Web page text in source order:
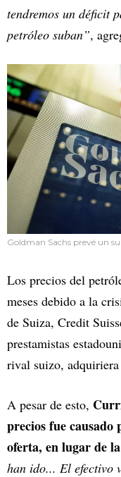
tendremos un déficit
petróleo suban”,
Goldman Sachs prevé un
Los precios del
meses debido a la
de Suiza, Credit
prestamistas
rival suizo,
A pesar de esto,
precios fue causado
oferta, en lugar de
han ido... El efectivo